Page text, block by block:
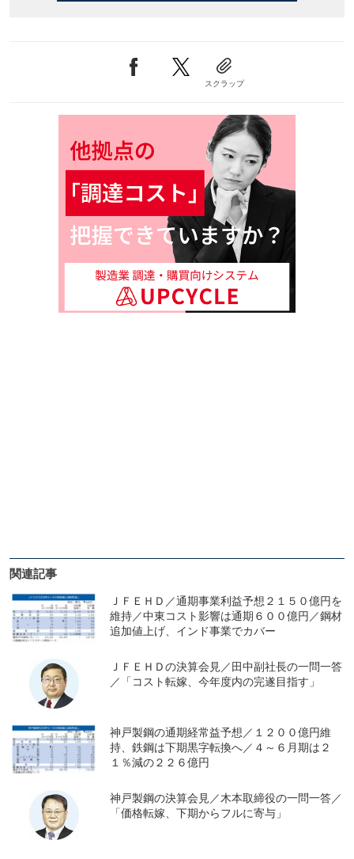
スクラップ
関連記事
ＪＦＥＨＤ／通期事業利益予想２１５０億円を
維持／中東コスト影響は通期６００億円／鋼材
追加値上げ、インド事業でカバー
ＪＦＥＨＤの決算会見／田中副社長の一問一答
／「コスト転嫁、今年度内の完遂目指す」
神戸製鋼の通期経常益予想／１２００億円維
持、鉄鋼は下期黒字転換へ／４～６月期は２
１％減の２２６億円
神戸製鋼の決算会見／木本取締役の一問一答／
「価格転嫁、下期からフルに寄与」